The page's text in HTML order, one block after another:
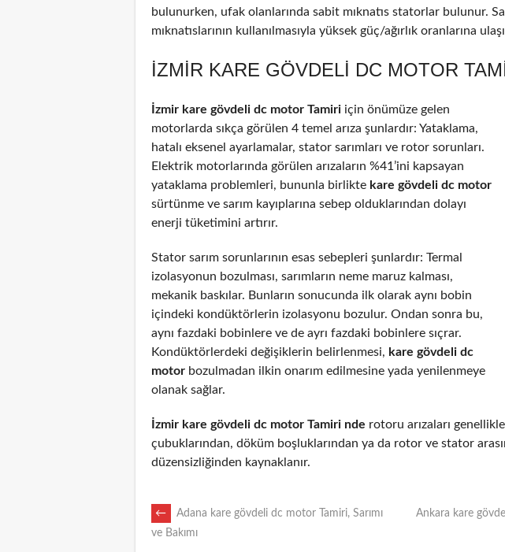
bulunurken, ufak olanlarında sabit mıknatıs statorlar bulunur.
mıknatıslarının kullanılmasıyla yüksek güç/ağırlık oranlarına
İZMIR KARE GÖVDELI DC MOTOR
İzmir kare gövdeli dc motor Tamiri için önümüze gelen
motorlarda sıkça görülen 4 temel arıza şunlardır: Yataklama,
hatalı eksenel ayarlamalar, stator sarımları ve rotor sorunları.
Elektrik motorlarında görülen arızaların %41’ini kapsayan
yataklama problemleri, bununla birlikte kare gövdeli dc motor
sürtünme ve sarım kayıplarına sebep olduklarından dolayı
enerji tüketimini artırır.
Stator sarım sorunlarının esas sebepleri şunlardır: Termal
izolasyonun bozulması, sarımların neme maruz kalması,
mekanik baskılar. Bunların sonucunda ilk olarak aynı bobin
içindeki kondüktörlerin izolasyonu bozulur. Ondan sonra bu,
aynı fazdaki bobinlere ve de ayrı fazdaki bobinlere sıçrar.
Kondüktörlerdeki değişiklerin belirlenmesi, kare gövdeli dc
motor bozulmadan ilkin onarım edilmesine yada yenilenmeye
olanak sağlar.
İzmir kare gövdeli dc motor Tamiri nde rotoru arızaları
çubuklarından, döküm boşluklarından ya da rotor ve stator
düzensizliğinden kaynaklanır.
POST
←
Adana kare gövdeli dc motor Tamiri, Sarımı
ve Bakımı
Ankara kare